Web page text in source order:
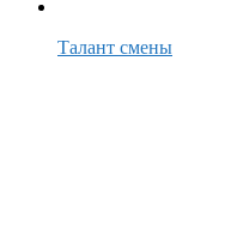
Талант смены